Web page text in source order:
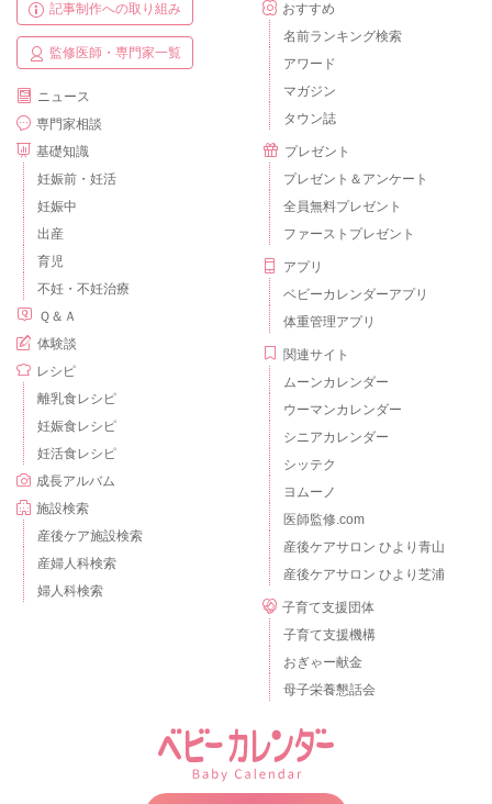
記事制作への取り組み
監修医師・専門家一覧
ニュース
専門家相談
基礎知識
妊娠前・妊活
妊娠中
出産
育児
不妊・不妊治療
Ｑ＆Ａ
体験談
レシピ
離乳食レシピ
妊娠食レシピ
妊活食レシピ
成長アルバム
施設検索
産後ケア施設検索
産婦人科検索
婦人科検索
おすすめ
名前ランキング検索
アワード
マガジン
タウン誌
プレゼント
プレゼント＆アンケート
全員無料プレゼント
ファーストプレゼント
アプリ
ベビーカレンダーアプリ
体重管理アプリ
関連サイト
ムーンカレンダー
ウーマンカレンダー
シニアカレンダー
シッテク
ヨムーノ
医師監修.com
産後ケアサロン ひより青山
産後ケアサロン ひより芝浦
子育て支援団体
子育て支援機構
おぎゃー献金
母子栄養懇話会